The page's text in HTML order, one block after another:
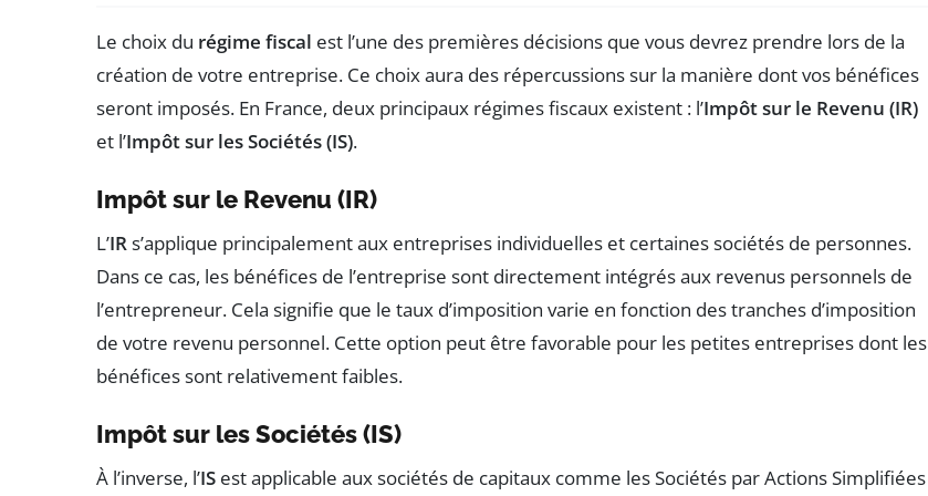
Le choix du régime fiscal est l’une des premières décisions que vous devrez prendre lors de la
création de votre entreprise. Ce choix aura des répercussions sur la manière dont vos bénéfices
seront imposés. En France, deux principaux régimes fiscaux existent : l’Impôt sur le Revenu (IR)
et l’Impôt sur les Sociétés (IS).
Impôt sur le Revenu (IR)
L’IRs’applique principalement aux entreprises individuelles et certaines sociétés de personnes.
Dans ce cas, les bénéfices de l’entreprise sont directement intégrés aux revenus personnels de
l’entrepreneur. Cela signifie que le taux d’imposition varie en fonction des tranches d’imposition
de votre revenu personnel. Cette option peut être favorable pour les petites entreprises dont les
bénéfices sont relativement faibles.
Impôt sur les Sociétés (IS)
À l’inverse, l’IS est applicable aux sociétés de capitaux comme les Sociétés par Actions Simplifiées